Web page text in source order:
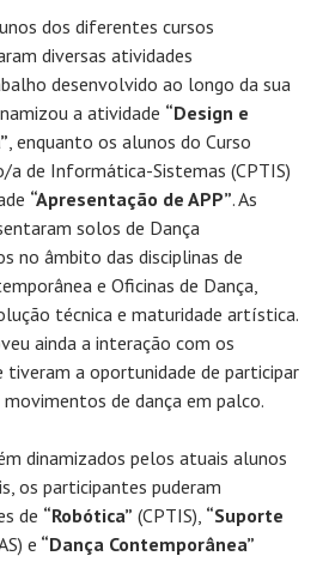
dos diferentes cursos
diversas atividades
desenvolvido ao longo da sua
a atividade “Design e
, enquanto os alunos do Curso
a de Informática-Sistemas (CPTIS)
“Apresentação de APP”. As
solos de Dança
no âmbito das disciplinas de
e Oficinas de Dança,
técnica e maturidade artística.
ainda a interação com os
tiveram a oportunidade de participar
de dança em palco.
dinamizados pelos atuais alunos
os participantes puderam
de “Robótica” (CPTIS), “Suporte
e “Dança Contemporânea”